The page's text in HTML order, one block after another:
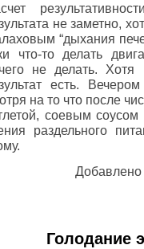
не заметно,
“дыхания
что-то делать
не делать.
есть.
на то что после
соевым
раздельного
Голодание